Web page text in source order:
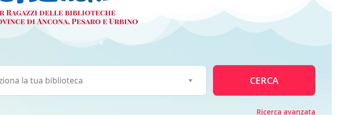
CERCA
Ricerca avanzata